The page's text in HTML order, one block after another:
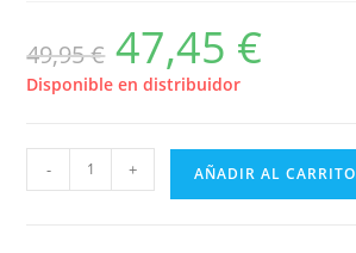
49,95€
El
precio
original
era:
47,45 €
Disponible en distribuidor
CIENCIA
OSCURA
- + AÑADIR AL CARRITO